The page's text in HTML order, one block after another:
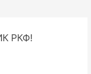
РКФ!